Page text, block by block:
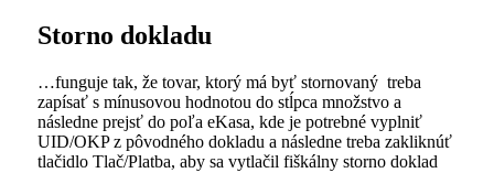
Storno dokladu
…funguje tak, že tovar, ktorý má byť stornovaný treba
zapísať s mínusovou hodnotou do stĺpca množstvo a
následne prejsť do poľa eKasa, kde je potrebné vyplniť
UID/OKP z pôvodného dokladu a následne treba zakliknúť
tlačidlo Tlač/Platba, aby sa vytlačil fiškálny storno doklad